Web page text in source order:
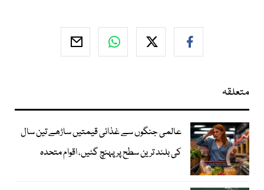
متعلقہ
عالمی جنگوں سے غذائی قیمتیں ساڑھے تین سال
کی بلند ترین سطح پر پہنچ گئیں، اقوام متحدہ